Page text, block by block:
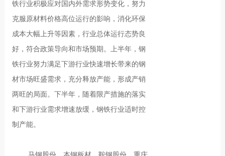
铁行业积极应对国内外需求形势变化，努力
克服原材料价格高位运行的影响，消化环保
成本大幅上升等因素，行业总体运行态势良
好，符合政策导向和市场预期。上半年，钢
铁行业努力满足下游行业快速增长带来的钢
材市场旺盛需求，充分释放产能，形成产销
两旺的局面。下半年，随着限产措施的落实
和下游行业需求增速放缓，钢铁行业适时控
制产能。